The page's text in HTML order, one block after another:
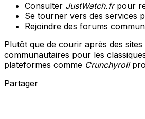
Consulter JustWatch.frpour
Se tourner vers des services
Rejoindre des forums
Plutôt que de courir après des
communautaires pour les
plateformes comme Crunchyroll
Partager